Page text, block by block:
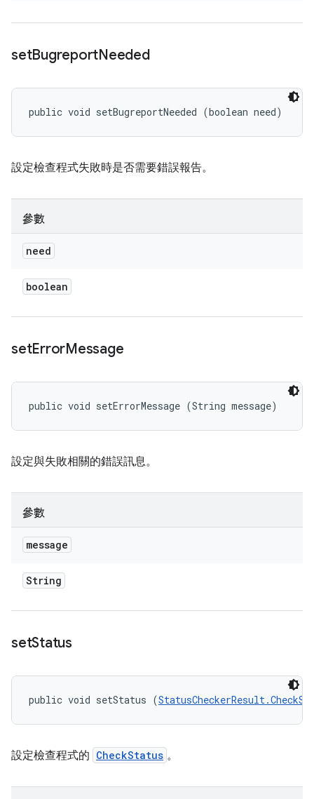
setBugreportNeeded
public void setBugreportNeeded (boolean need)
設定檢查程式失敗時是否需要錯誤報告。
參數
need
boolean
setErrorMessage
public void setErrorMessage (String message)
設定與失敗相關的錯誤訊息。
參數
message
String
setStatus
public void setStatus (
設定檢查程式的 CheckStatus 。